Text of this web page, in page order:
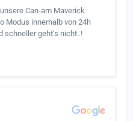
Can-am Maverick
Modus innerhalb von 24h
schneller geht's nicht..!